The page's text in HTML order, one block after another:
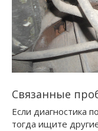
Связанные
Если диагностика
тогда ищите